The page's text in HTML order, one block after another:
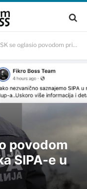
povodom prisustva službenika SIPA-e u zgradi MUP-a
povodom
SIPA-e u